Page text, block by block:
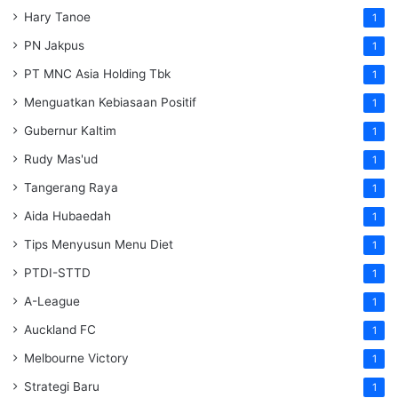
Hary Tanoe 1
PN Jakpus 1
PT MNC Asia Holding Tbk 1
Menguatkan Kebiasaan Positif 1
Gubernur Kaltim 1
Rudy Mas'ud 1
Tangerang Raya 1
Aida Hubaedah 1
Tips Menyusun Menu Diet 1
PTDI-STTD 1
A-League 1
Auckland FC 1
Melbourne Victory 1
Strategi Baru 1